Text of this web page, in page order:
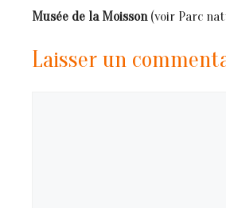
Musée de la Moisson (voir Parc
Laisser un